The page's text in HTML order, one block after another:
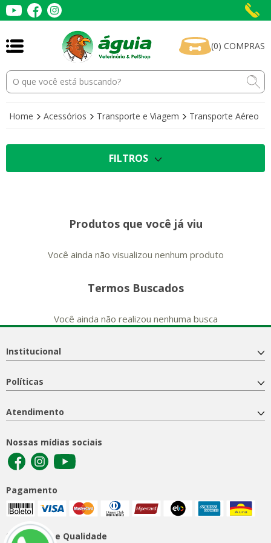
(0) COMPRAS
Home Acessórios Transporte e Viagem Transporte Aéreo
FILTROS
Produtos que você já viu
Você ainda não visualizou nenhum produto
Termos Buscados
Você ainda não realizou nenhuma busca
Institucional
Políticas
Atendimento
Nossas mídias sociais
Pagamento
Segurança e Qualidade